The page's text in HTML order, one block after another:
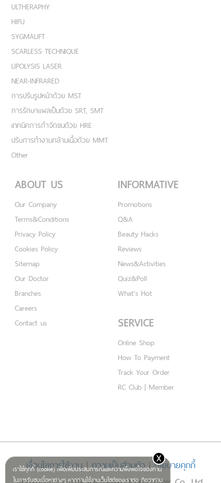
เราใช้คุกกี้ (cookie) เพื่อเพิ่มประสบการณ์และความพึงพอใจของท่าน
ในการรับชมเนื้อหาต่างๆ หากท่านใช้งานเว็บไซต์ของเราต่อ ถือว่าท่าน
x
ULTHERAPHY
HIFU
SYGMALIFT
SCARLESS TECHNIQUE
LIPOLYSIS LASER
NEAR-INFRARED
การปรับรูปหน้าด้วย MST
การรักษาแผลเป็นด้วย SRT, SMT
เทคนิคการกำจัดขนด้วย HRE
ปรับการทำงานกล้ามเนื้อด้วย MMT
Other
ABOUT US
Our Company
Terms&Conditions
Privacy Policy
Cookies Policy
Sitemap
Our Doctor
Branches
Careers
Contact us
INFORMATIVE
Promotions
Q&A
Beauty Hacks
Reviews
News&Activities
Quiz&Poll
What's Hot
SERVICE
Online Shop
How To Payment
Track Your Order
RC Club | Member
เงื่อนไขการใช้งาน|ความเป็นส่วนตัว|นโยบายคุกกี้